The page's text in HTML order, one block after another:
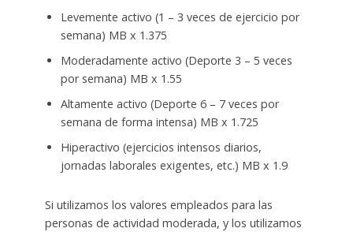
Levemente activo (1 – 3 veces de ejercicio por
semana) MB x 1.375
Moderadamente activo (Deporte 3 – 5 veces
por semana) MB x 1.55
Altamente activo (Deporte 6 – 7 veces por
semana de forma intensa) MB x 1.725
Hiperactivo (ejercicios intensos diarios,
jornadas laborales exigentes, etc.) MB x 1.9
Si utilizamos los valores empleados para las
personas de actividad moderada, y los utilizamos